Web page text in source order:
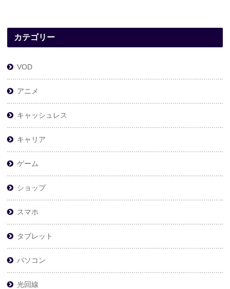
カテゴリー
VOD
アニメ
キャッシュレス
キャリア
ゲーム
ショップ
スマホ
タブレット
パソコン
光回線